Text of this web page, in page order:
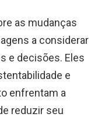
as mudanças
a considerar
e decisões. Eles
e
enfrentam a
reduzir seu